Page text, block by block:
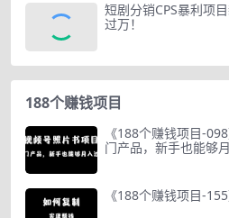
短剧分销CPS暴利项
过万！
188个赚钱项目
《188个赚钱项目-
门产品，新手也能够
《188个赚钱项目-